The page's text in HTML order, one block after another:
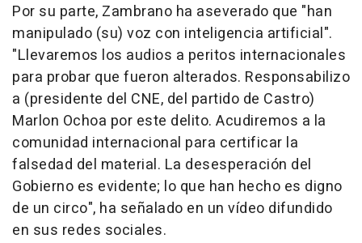
Por su parte, Zambrano ha aseverado que "han
manipulado (su) voz con inteligencia artificial".
"Llevaremos los audios a peritos internacionales
para probar que fueron alterados. Responsabilizo
a (presidente del CNE, del partido de Castro)
Marlon Ochoa por este delito. Acudiremos a la
comunidad internacional para certificar la
falsedad del material. La desesperación del
Gobierno es evidente; lo que han hecho es digno
de un circo", ha señalado en un vídeo difundido
en sus redes sociales.